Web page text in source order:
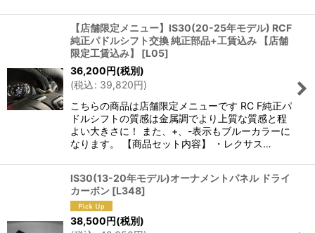
【店舗限定メニュー】IS30(20-25年モデル) RCF
純正パドルシフト交換 純正部品+工賃込み 【店舗
限定工賃込み】
[L05]
36,200円(税別)
(税込: 39,820円)
こちらの商品は店舗限定メニューです RC F純正パ
ドルシフトの質感は金属調でより上質な質感と程
よい大きさに！ また、+、-表示もブルーカラーに
なります。 【商品セット内容】 ・レクサス…
IS30(13-20年モデル)オーナメントパネル ドライ
カーボン [L348]
38,500円(税別)